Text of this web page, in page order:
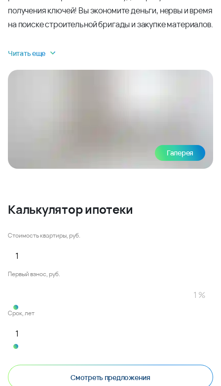
получения ключей! Вы экономите деньги, нервы и время
на поиске строительной бригады и закупке материалов.
Читать еще
Галерея
Калькулятор ипотеки
Стоимость квартиры, руб.
Первый взнос, руб.
Срок, лет
Смотреть предложения